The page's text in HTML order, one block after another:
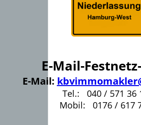
E-Mail-
E-Mail:
Tel.: 040 / 571 36
Mobil: 0176 / 617